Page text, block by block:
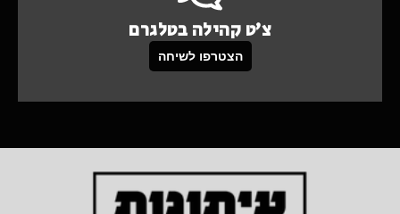
צ'ט קהילה בטלגרם
הצטרפו לשיחה